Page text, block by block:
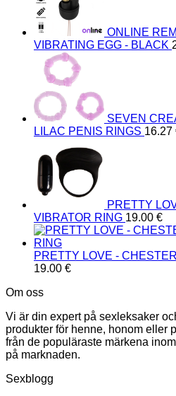
ONLINE
VIBRATING EGG - BLACK
SEVEN
LILAC PENIS RINGS 16.27
PRETTY
VIBRATOR RING 19.00 €
PRETTY LOVE -
19.00 €
Om oss
Vi är din expert på sexleksaker
produkter för henne, honom eller
från de populäraste märkena
på marknaden.
Sexblogg